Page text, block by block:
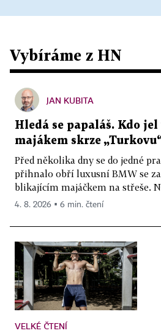
Vybíráme z HN
JAN KUBITA
Hledá se papaláš. Kdo
majákem skrze
Před několika dny se do jedné
přihnalo obří luxusní BMW se
blikajícím majáčkem na střeše.
4. 8. 2026 ▪ 6 min. čtení
VELKÉ ČTENÍ